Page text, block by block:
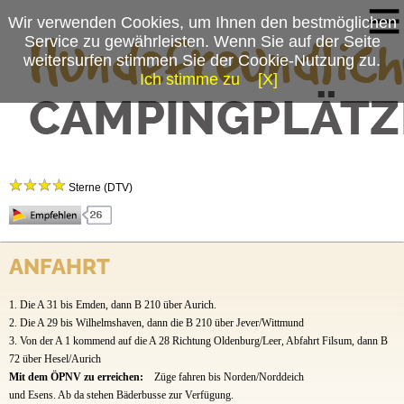
Campingplatzmenü
Preise & Prospekte
Anfahrt
Sterne (DTV)
Direkt am Strand, mit einem Panoramablick auf das UNESCO Weltnaturerbe Wattenmeer
und die Nordsee, liegt unser ca. 3 ha große Campingplatz. Von April bis Oktober stehen
Ihnen rund 300 großzügig bemessene Standplätze für Wohnwagen und Wohnmobile, 60
verfügt der Platz über 98 Saison- Standplätze.
Wer die Natur, die Deiche, das Wattenmeer und den Nordseestrand liebt wird vom
Campingplatz am Nordseestrand begeistert sein! Hier finden Nordseefans alles was den
Badeurlaub perfekt macht- zum Beispiel auch den größten Kite- Spot an der ostfriesischen
Nordseeküste.
ANFAHRT
1. Die A 31 bis Emden, dann B 210 über Aurich.
2. Die A 29 bis Wilhelmshaven, dann die B 210 über Jever/Wittmund
3. Von der A 1 kommend auf die A 28 Richtung Oldenburg/Leer, Abfahrt Filsum, dann B
72 über Hesel/Aurich
Mit dem ÖPNV zu erreichen:
Züge fahren bis Norden/Norddeich
und Esens. Ab da stehen Bäderbusse zur Verfügung.
Wir verwenden Cookies, um Ihnen den bestmöglichen
Service zu gewährleisten. Wenn Sie auf der Seite
weitersurfen stimmen Sie der Cookie-Nutzung zu.
Ich stimme zu
[X]